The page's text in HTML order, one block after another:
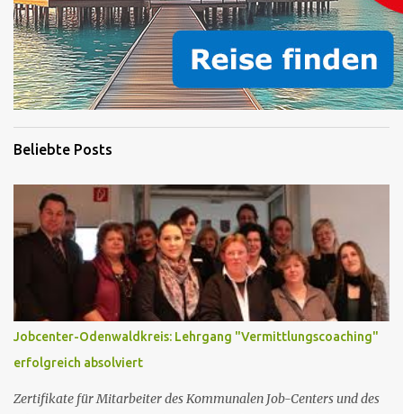
Beliebte Posts
Jobcenter-Odenwaldkreis: Lehrgang "Vermittlungscoaching"
erfolgreich absolviert
Zertifikate für Mitarbeiter des Kommunalen Job-Centers und des